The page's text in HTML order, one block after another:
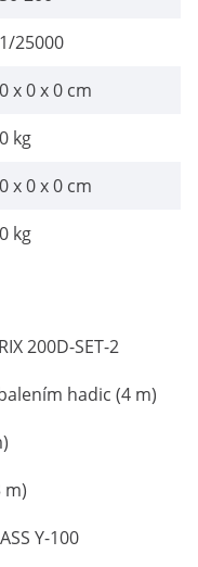
1/25000
0 x 0 x 0 cm
0 kg
0 x 0 x 0 cm
0 kg
200D-SET-2
hadic (4 m)
m)
Y-100